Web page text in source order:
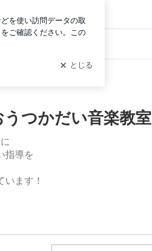
うつかだい音楽教室
ログイン
つかだい音楽教室
指導を
ます！